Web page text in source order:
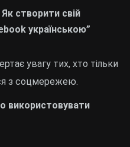
створити свій
українською”
увагу тих, хто тільки
з соцмережею.
використовувати